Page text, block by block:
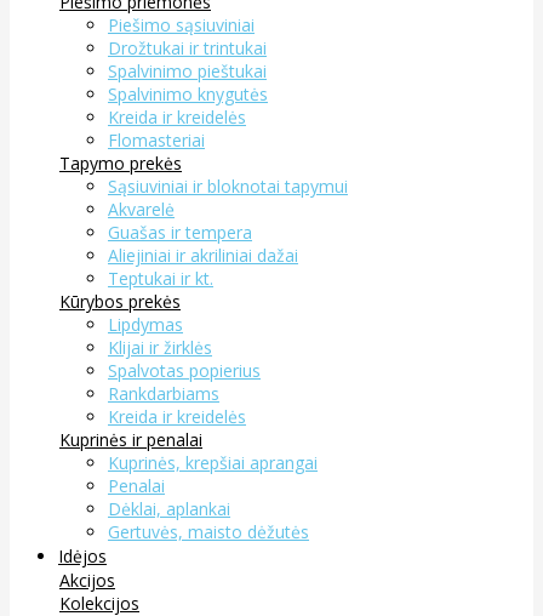
Piešimo sąsiuviniai
Drožtukai ir trintukai
Spalvinimo pieštukai
Spalvinimo knygutės
Kreida ir kreidelės
Flomasteriai
Tapymo prekės
Sąsiuviniai ir bloknotai tapymui
Akvarelė
Guašas ir tempera
Aliejiniai ir akriliniai dažai
Teptukai ir kt.
Kūrybos prekės
Lipdymas
Klijai ir žirklės
Spalvotas popierius
Rankdarbiams
Kreida ir kreidelės
Kuprinės ir penalai
Kuprinės, krepšiai aprangai
Penalai
Dėklai, aplankai
Gertuvės, maisto dėžutės
Idėjos
Akcijos
Kolekcijos